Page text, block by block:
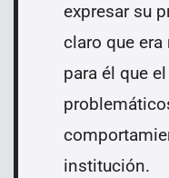
expresar su
claro que
para él que
institución.